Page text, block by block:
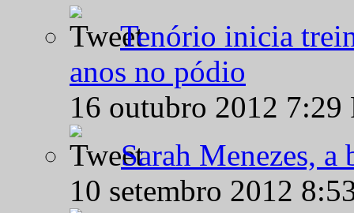
Tenório inicia
anos no pódio
16 outubro 2012
Sarah Menezes,
10 setembro 2012